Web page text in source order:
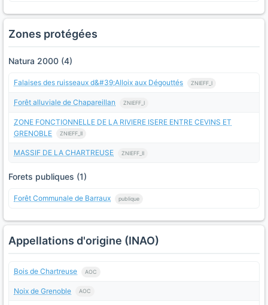
Zones protégées
Natura 2000 (4)
Falaises des ruisseaux d&#39;Alloix aux Dégouttés ZNIEFF_I
Forêt alluviale de Chapareillan ZNIEFF_I
ZONE FONCTIONNELLE DE LA RIVIERE ISERE ENTRE CEVINS ET
GRENOBLE
ZNIEFF_II
MASSIF DE LA CHARTREUSE ZNIEFF_II
Forets publiques (1)
Forêt Communale de Barraux publique
Appellations d'origine (INAO)
Bois de Chartreuse AOC
Noix de Grenoble AOC